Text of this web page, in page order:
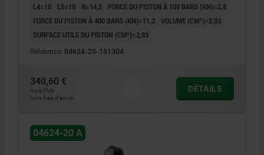
L4=10
L5=10 R=14,2
FORCE DU PISTON À 100 BARS (KN)=2,8
FORCE DU PISTON À 400 BARS (KN)=11,3 VOLUME (CM³)=2,03
SURFACE UTILE DU PISTON (CM²)=2,83
Référence: 04624-20-161304
340,60 €
hors TVA
hors frais d’envoi
DÉTAILS
04624-20 A